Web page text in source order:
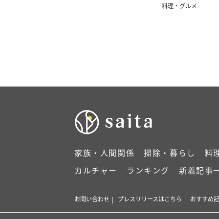
料理・グルメ
家族・人間関係 掃除・暮らし
料
カルチャー
ランキング 新着記事
お問い合わせ プレスリリースはこちら おすすめ